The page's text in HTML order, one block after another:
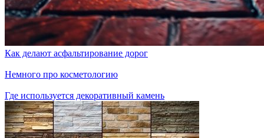
Как делают асфальтирование дорог
Немного про косметологию
Где используется декоративный камень